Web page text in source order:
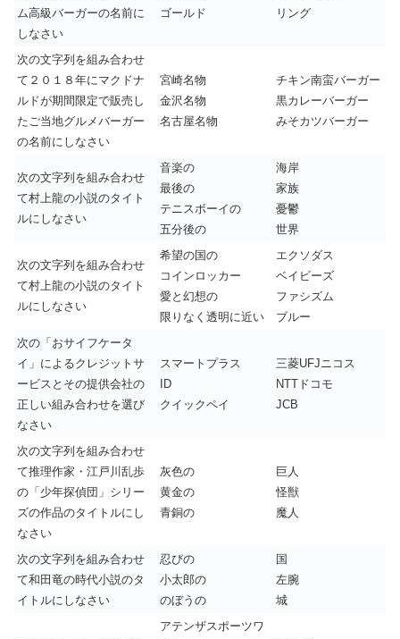
ム高級バーガーの名前に
しなさい
ゴールド
リング
次の文字列を組み合わせ
て２０１８年にマクドナ
ルドが期間限定で販売し
たご当地グルメバーガー
の名前にしなさい
宮崎名物
金沢名物
名古屋名物
チキン南蛮バーガー
黒カレーバーガー
みそカツバーガー
次の文字列を組み合わせ
て村上龍の小説のタイト
ルにしなさい
音楽の
最後の
テニスボーイの
五分後の
海岸
家族
憂鬱
世界
次の文字列を組み合わせ
て村上龍の小説のタイト
ルにしなさい
希望の国の
コインロッカー
愛と幻想の
限りなく透明に近い
エクソダス
ベイビーズ
ファシズム
ブルー
次の「おサイフケータ
イ」によるクレジットサ
ービスとその提供会社の
正しい組み合わせを選び
なさい
スマートプラス
ID
クイックペイ
三菱UFJニコス
NTTドコモ
JCB
次の文字列を組み合わせ
て推理作家・江戸川乱歩
の「少年探偵団」シリー
ズの作品のタイトルにし
なさい
灰色の
黄金の
青銅の
巨人
怪獣
魔人
次の文字列を組み合わせ
て和田竜の時代小説のタ
イトルにしなさい
忍びの
小太郎の
のぼうの
国
左腕
城
アテンザスポーツワ